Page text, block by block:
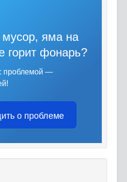
яма на
горит фонарь?
проблемой —
о проблеме